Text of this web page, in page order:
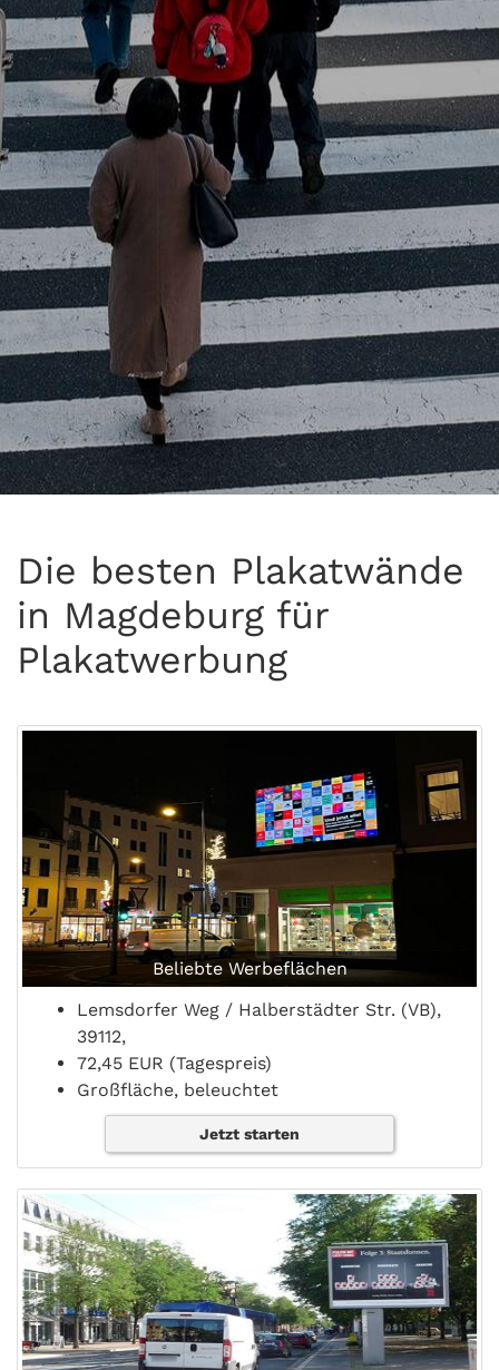
Die besten Plakatwände
in Magdeburg für
Plakatwerbung
Beliebte Werbeflächen
Lemsdorfer Weg / Halberstädter Str. (VB),
39112,
72,45 EUR (Tagespreis)
Großfläche, beleuchtet
Jetzt starten